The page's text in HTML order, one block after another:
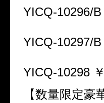
YICQ-10296/
YICQ-10297/
YICQ-10298
【数量限定